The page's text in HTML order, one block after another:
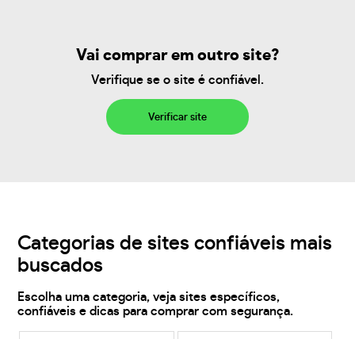
Vai comprar em outro site?
Verifique se o site é confiável.
Verificar site
Categorias de sites confiáveis mais
buscados
Escolha uma categoria, veja sites específicos,
confiáveis e dicas para comprar com segurança.